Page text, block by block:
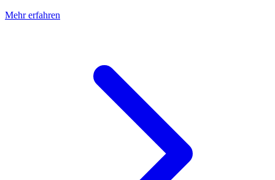
Mehr erfahren